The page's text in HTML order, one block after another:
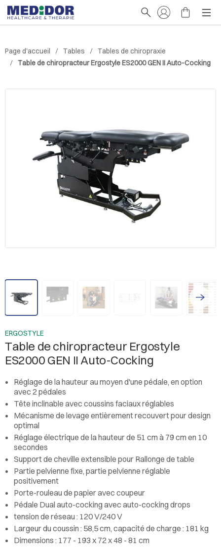
Page d'accueil Tables
Tables de chiropraxie
Table de chiropracteur Ergostyle ES2000 GEN II Auto-Cocking
ERGOSTYLE
Table de chiropracteur Ergostyle
ES2000 GEN II Auto-Cocking
Réglage de la hauteur au moyen d'une pédale, en option
avec 2 pédales
Tête inclinable avec coussins faciaux réglables
Mécanisme de levage entièrement recouvert pour design
optimal
Réglage électrique de la hauteur de 51 cm à 79 cm en 10
secondes
Support de cheville extensible pour Rallonge de table
Partie pelvienne fixe, partie pelvienne réglable
positivement
Porte-rouleau de papier avec coupeur
Pédale Dual auto-cocking avec auto-cocking drops
tension de réseau : 120 V/240 V
Largeur du coussin : 58,5 cm, capacité de charge : 181 kg
Dimensions : 177 - 193 x 72 x 48 - 81 cm